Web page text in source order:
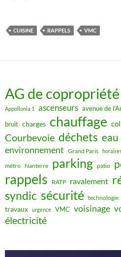
CUISINE RAPPELS VMC
AG de copropriété
Appollonia 1 ascenseurs avenue de
bruit charges chauffage
Courbevoie déchets eau
environnement Grand Paris
métro Nanterre parking patio
rappels RATP ravalement
syndic sécurité technologie
travaux urgence VMC voisinage
électricité